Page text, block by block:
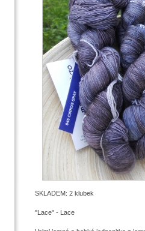
SKLADEM: 2 klubek
"Lace" - Lace